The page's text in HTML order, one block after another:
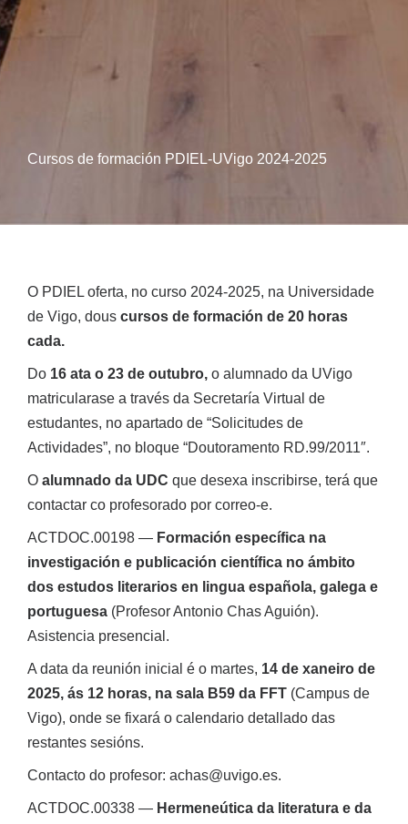
Cursos de formación PDIEL-UVigo 2024-2025
O PDIEL oferta, no curso 2024-2025, na Universidade
de Vigo, dous cursos de formación de 20 horas
cada.
Do 16 ata o 23 de outubro, o alumnado da UVigo
matricularase a través da Secretaría Virtual de
estudantes, no apartado de “Solicitudes de
Actividades”, no bloque “Doutoramento RD.99/2011″.
O alumnado da UDC que desexa inscribirse, terá que
contactar co profesorado por correo-e.
ACTDOC.00198 — Formación específica na
investigación e publicación científica no ámbito
dos estudos literarios en lingua española, galega e
portuguesa (Profesor Antonio Chas Aguión).
Asistencia presencial.
A data da reunión inicial é o martes, 14 de xaneiro de
2025, ás 12 horas, na sala B59 da FFT (Campus de
Vigo), onde se fixará o calendario detallado das
restantes sesións.
Contacto do profesor: achas@uvigo.es.
ACTDOC.00338 — Hermeneútica da literatura e da